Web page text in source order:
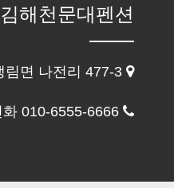
김해천문대펜션
림면 나전리 477-3
화 010-6555-6666